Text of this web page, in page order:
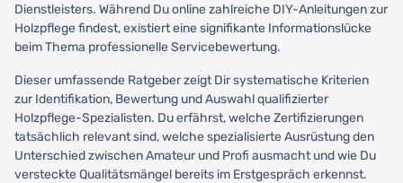
Dienstleisters. Während Du online zahlreiche DIY-Anleitungen zur
Holzpflege findest, existiert eine signifikante Informationslücke
beim Thema professionelle Servicebewertung.
Dieser umfassende Ratgeber zeigt Dir systematische Kriterien
zur Identifikation, Bewertung und Auswahl qualifizierter
Holzpflege-Spezialisten. Du erfährst, welche Zertifizierungen
tatsächlich relevant sind, welche spezialisierte Ausrüstung den
Unterschied zwischen Amateur und Profi ausmacht und wie Du
versteckte Qualitätsmängel bereits im Erstgespräch erkennst.